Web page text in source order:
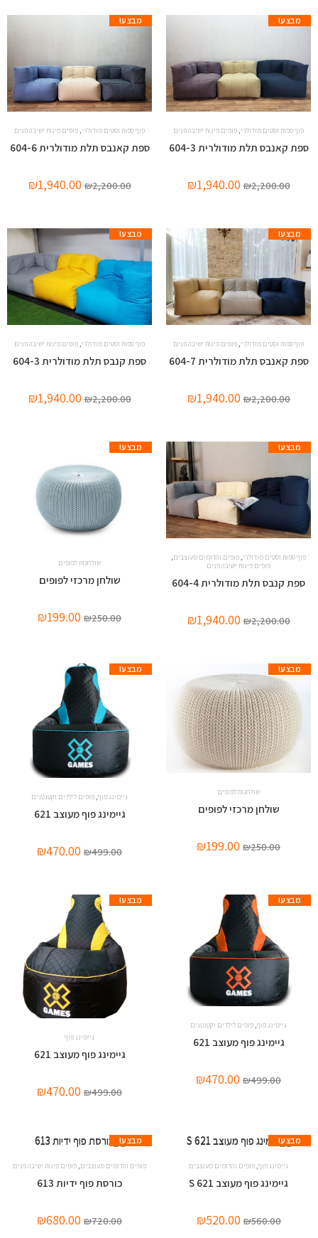
מבצע!
פוף ספות וסטים מודולרי, פופים פינות ישיבה פנים
ספת קאנבס תלת מודולרית 604-3
₪2,200.00
₪1,940.00
מבצע!
פוף ספות וסטים מודולרי, פופים פינות ישיבה פנים
ספת קאנבס תלת מודולרית 604-6
₪2,200.00
₪1,940.00
מבצע!
פוף ספות וסטים מודולרי, פופים פינות ישיבה פנים
ספת קאנבס תלת מודולרית 604-7
₪2,200.00
₪1,940.00
מבצע!
פוף ספות וסטים מודולרי, פופים פינות ישיבה פנים
ספת קנבס תלת מודולרית 604-3
₪2,200.00
₪1,940.00
מבצע!
פוף ספות וסטים מודולרי, פופים והדומים מעוצבים,
פופים פינות ישיבה פנים
ספת קנבס תלת מודולרית 604-4
₪2,200.00
₪1,940.00
מבצע!
שולחנות לפופים
שולחן מרכזי לפופים
₪250.00
₪199.00
מבצע!
שולחנות לפופים
שולחן מרכזי לפופים
₪250.00
₪199.00
מבצע!
גיימינג פוף פופים לילדים וקטנטנים
גיימינג פוף מעוצב 621
₪499.00
₪470.00
מבצע!
גיימינג פוף פופים לילדים וקטנטנים
גיימינג פוף מעוצב 621
₪499.00
₪470.00
מבצע!
גיימינג פוף
גיימינג פוף מעוצב 621
₪499.00
₪470.00
מבצע!
גיימינג פוף פופים והדומים מעוצבים
גיימינג פוף מעוצב 621 S
₪560.00
₪520.00
מבצע!
פופים והדומים מעוצבים פופים פינות ישיבה פנים
כורסת פוף ידיות 613
₪720.00
₪680.00